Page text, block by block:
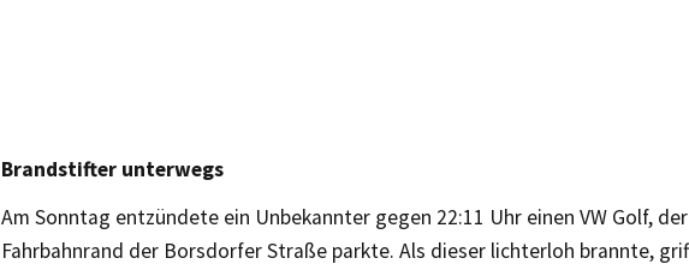
Brandstifter unterwegs
Am Sonntag entzündete ein Unbekannter gegen 22:11 Uhr einen VW Golf,
Fahrbahnrand der Borsdorfer Straße parkte. Als dieser lichterloh brannte,